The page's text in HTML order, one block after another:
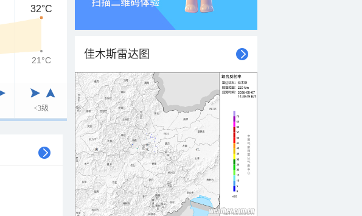
<3级
32°C
21°C 佳木斯雷达图